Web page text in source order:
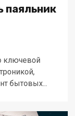
паяльник
ключевой
бытовых...